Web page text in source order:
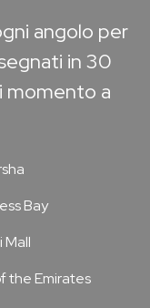
angolo per
in 30
momento a
Bay
Mall
the Emirates